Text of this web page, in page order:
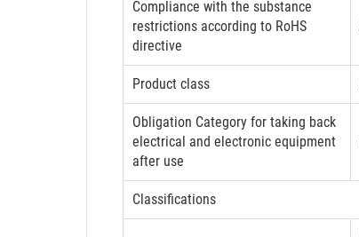
Compliance with the substance
restrictions according to RoHS
directive
Product class
Obligation Category for taking back
electrical and electronic equipment
after use
Classifications